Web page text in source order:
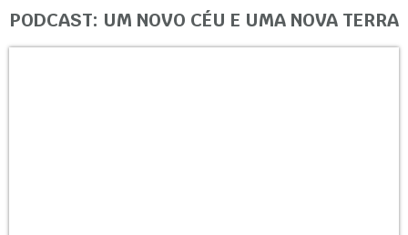
PODCAST: UM NOVO CÉU E UMA NOVA TERRA